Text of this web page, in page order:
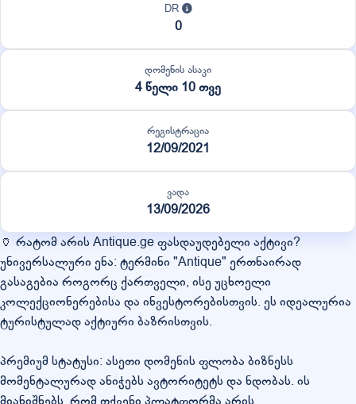
DR
0
დომენის ასაკი
4 წელი 10 თვე
რეგისტრაცია
12/09/2021
ვადა
13/09/2026
🏺 რატომ არის Antique.ge ფასდაუდებელი აქტივი?
უნივერსალური ენა: ტერმინი "Antique" ერთნაირად
გასაგებია როგორც ქართველი, ისე უცხოელი
კოლექციონერებისა და ინვესტორებისთვის. ეს იდეალურია
ტურისტულად აქტიური ბაზრისთვის.
პრემიუმ სტატუსი: ასეთი დომენის ფლობა ბიზნესს
მომენტალურად ანიჭებს ავტორიტეტს და ნდობას. ის